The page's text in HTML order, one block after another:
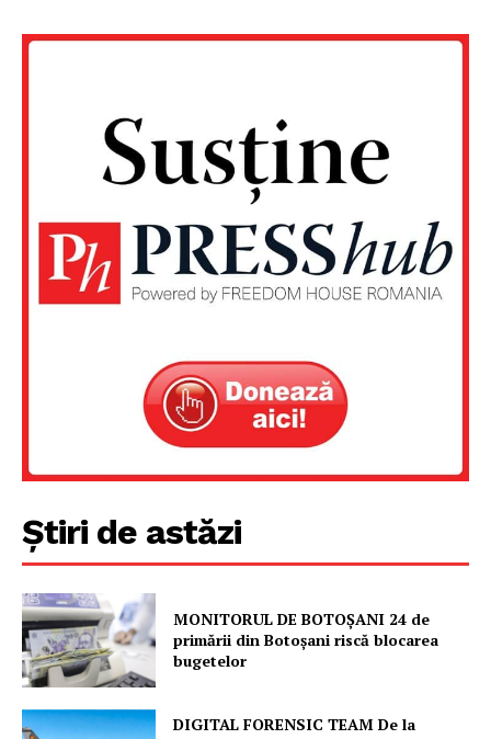
Un proiect
PRESShub
Proiecte editoriale
Rețea
Contact
Știri de astăzi
MONITORUL DE BOTOȘANI 24 de
primării din Botoșani riscă blocarea
bugetelor
DIGITAL FORENSIC TEAM De la